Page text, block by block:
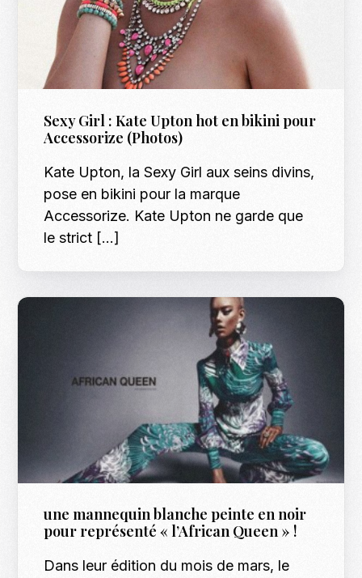
Sexy Girl : Kate Upton hot en bikini pour
Accessorize (Photos)
Kate Upton, la Sexy Girl aux seins divins,
pose en bikini pour la marque
Accessorize. Kate Upton ne garde que
le strict […]
une mannequin blanche peinte en noir
pour représenté « l’African Queen » !
Dans leur édition du mois de mars, le